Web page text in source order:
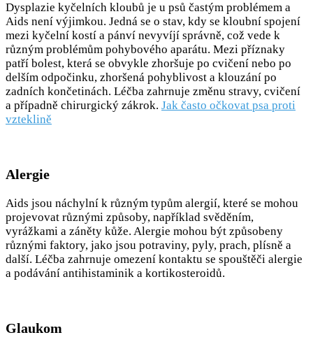
Dysplazie kyčelních kloubů je u psů častým problémem a
Aids není výjimkou. Jedná se o stav, kdy se kloubní spojení
mezi kyčelní kostí a pánví nevyvíjí správně, což vede k
různým problémům pohybového aparátu. Mezi příznaky
patří bolest, která se obvykle zhoršuje po cvičení nebo po
delším odpočinku, zhoršená pohyblivost a klouzání po
zadních končetinách. Léčba zahrnuje změnu stravy, cvičení
a případně chirurgický zákrok. Jak často očkovat psa proti
vzteklině
Alergie
Aids jsou náchylní k různým typům alergií, které se mohou
projevovat různými způsoby, například svěděním,
vyrážkami a záněty kůže. Alergie mohou být způsobeny
různými faktory, jako jsou potraviny, pyly, prach, plísně a
další. Léčba zahrnuje omezení kontaktu se spouštěči alergie
a podávání antihistaminik a kortikosteroidů.
Glaukom